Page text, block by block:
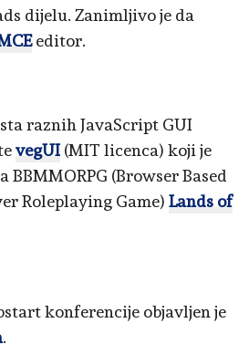
dijelu. Zanimljivo je da
editor.
raznih JavaScript GUI
vegUI (MIT licenca) koji je
BBMMORPG (Browser Based
Roleplaying Game) Lands of
konferencije objavljen je
.